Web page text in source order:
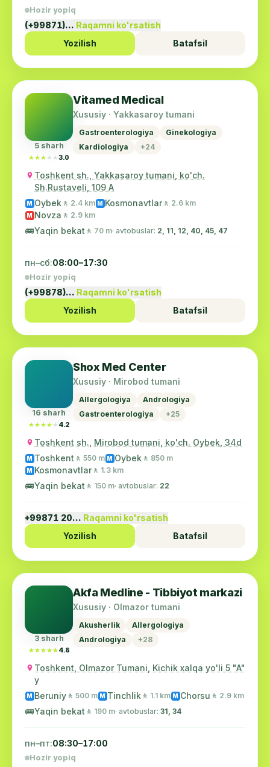
Hozir yopiq
(+99871)… Raqamni ko'rsatish
Yozilish
Batafsil
5 sharh
★★★★★
★★★★★3.0
Vitamed Medical
Xususiy · Yakkasaroy tumani
Gastroenterologiya
Ginekologiya
Kardiologiya
+24
Toshkent sh., Yakkasaroy tumani, ko'ch.
Sh.Rustaveli, 109 A
M Oybek 🚶 2.4 km M Kosmonavtlar 🚶 2.6 km
M Novza 🚶 2.9 km
🚌Yaqin bekat 🚶 70 m· avtobuslar: 2, 11, 12, 40, 45, 47
пн–сб:08:00–17:30
Hozir yopiq
(+99878)… Raqamni ko'rsatish
Yozilish
Batafsil
16 sharh
★★★★★
★★★★★ 4.2
Shox Med Center
Xususiy · Mirobod tumani
Allergologiya
Andrologiya
Gastroenterologiya
+25
Toshkent sh., Mirobod tumani, ko'ch. Oybek, 34d
M Toshkent 🚶 550 m M Oybek 🚶 850 m
M Kosmonavtlar 🚶 1.3 km
🚌Yaqin bekat 🚶 150 m· avtobuslar: 22
+99871 20… Raqamni ko'rsatish
Yozilish
Batafsil
3 sharh
★★★★★
★★★★★ 4.8
Akfa Medline - Tibbiyot markazi
Xususiy · Olmazor tumani
Akusherlik
Allergologiya
Andrologiya
+28
Toshkent, Olmazor Tumani, Kichik xalqa yo'li 5 "A"
y
M Beruniy 🚶 500 m M Tinchlik 🚶 1.1 km M Chorsu 🚶 2.9 km
🚌Yaqin bekat 🚶 190 m· avtobuslar: 31, 34
пн–пт:08:30–17:00
Hozir yopiq